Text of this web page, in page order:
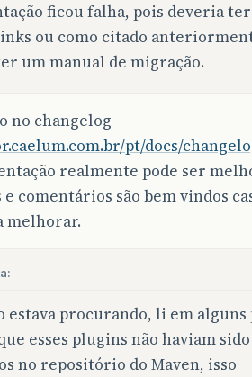
ficou falha, pois deveria
ou como citado
um manual de migração.
no changelog
pt/docs/
realmente pode ser
comentários são bem vindos
melhorar.
estava procurando, li em alguns
esses plugins não haviam sido
no repositório do Maven, isso